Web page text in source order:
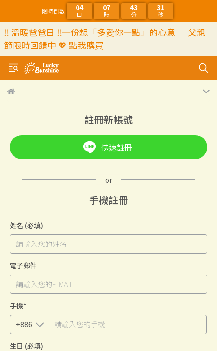
限時倒數 04
日
07
時
43
分
31
秒
‼️ 溫暖爸爸日 ‼️一份想「多愛你一點」的心意 ｜ 父親
節限時回饋中 💖 點我購買
註冊新帳號
快速註冊
手機註冊
姓名 (必填)
電子郵件
手機*
生日 (必填)